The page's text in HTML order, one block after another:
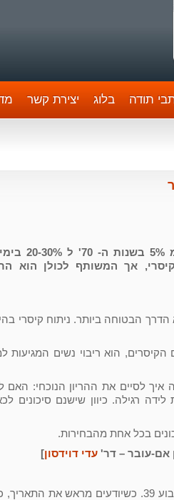
תודה בלוג יצירת קשר
אחוז הנשים היולדות
אך המשותף לכולן הוא
הדרך הבטוחה ביותר. ניתוח קיסרי
הוא ריבוי נשים המגיעות
איך לסיים את ההריון הנוכחי: האם
רגילה. כיוון שישנם סיכונים
בכל אחת מהבחירות.
אם-עובר – דר' עדי דוידסון]
– הניתוח הקיסרי בדרך כלל נקבע לשבוע 39. כשיודעים מראש